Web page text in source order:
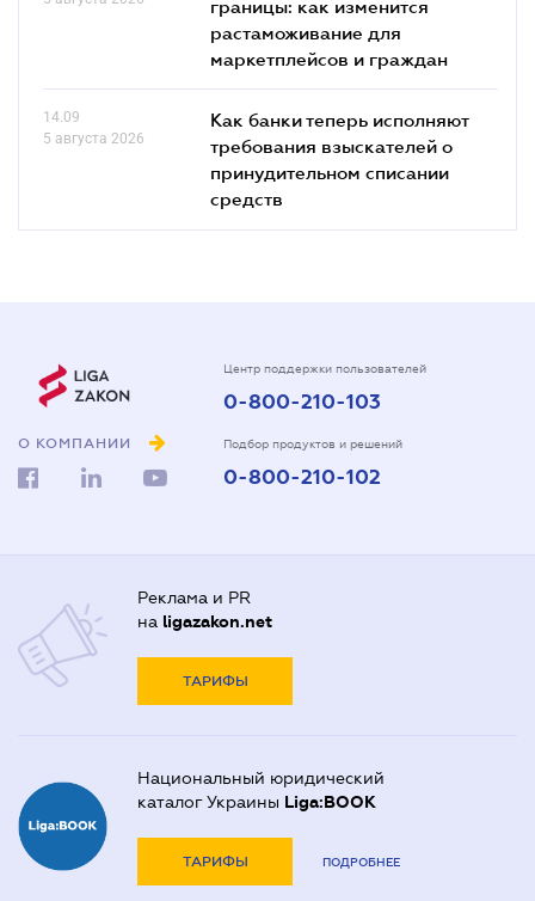
границы: как изменится
растаможивание для
маркетплейсов и граждан
14.09
5 августа 2026
Как банки теперь исполняют
требования взыскателей о
принудительном списании
средств
О КОМПАНИИ
Центр поддержки пользователей
0-800-210-103
Подбор продуктов и решений
0-800-210-102
Реклама и PR
на ligazakon.net
ТАРИФЫ
Национальный юридический
каталог Украины Liga:BOOK
ТАРИФЫ ПОДРОБНЕЕ